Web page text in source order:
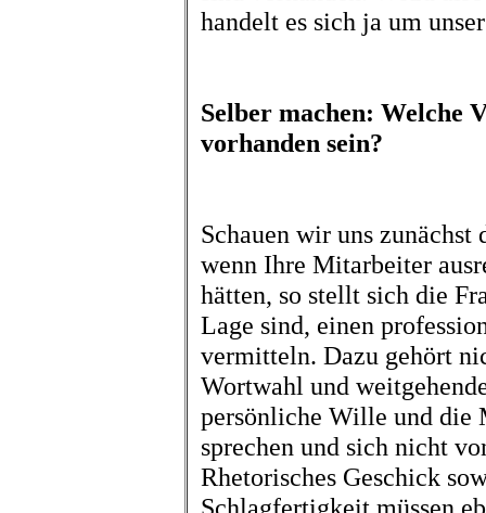
handelt es sich ja um
Selber machen: Welche
vorhanden sein?
Schauen wir uns
wenn Ihre Mitarbeiter
hätten, so stellt sich die
Lage sind, einen
vermitteln. Dazu gehört
Wortwahl und
persönliche Wille und die
sprechen und sich nicht
Rhetorisches Geschick
Schlagfertigkeit müssen